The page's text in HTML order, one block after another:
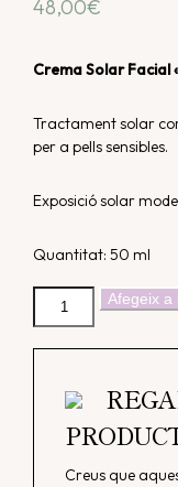
48,00€
Crema Solar Facial
Tractament solar
per a pells sensibles.
Exposició solar
Quantitat: 50 ml
quantitat
Facial
"Adaptasun
Sensitive"
Afegeix a
Creus que